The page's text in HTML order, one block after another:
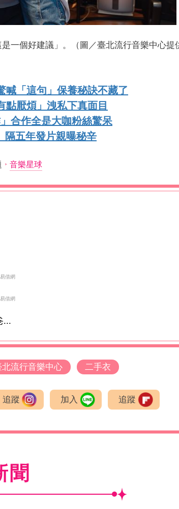
一個好建議」。（圖／臺北流行音樂中心提
喊「這句」保養秘訣不藏了
點厭煩」洩私下真面目
合作全是大咖粉絲驚呆
五年發片親曝秘辛
音樂星球
借網
借網
...
北流行音樂中心 二手衣
追蹤 加入 追蹤
聞